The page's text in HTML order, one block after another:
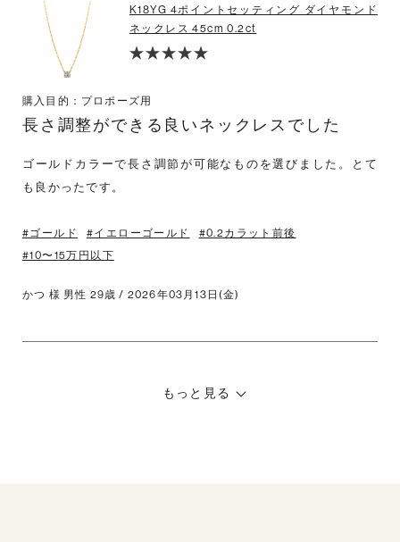
K18YG 4ポイントセッティング ダイヤモンド
ネックレス 45cm 0.2ct
購入目的：プロポーズ用
長さ調整ができる良いネックレスでした
ゴールドカラーで長さ調節が可能なものを選びました。とて
も良かったです。
#ゴールド #イエローゴールド
#0.2カラット前後
#10〜15万円以下
かつ 様 男性 29歳 / 2026年03月13日(金)
もっと見る